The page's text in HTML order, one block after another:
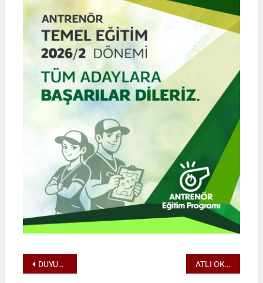
Yazı
DUYURU – Gençlik Kupası | Gençlik ve Spor Bayramı Atlı Okçuluk Müsabakaları (ÖZEL MÜSABAKA) | 16 Mayıs 2026 | KAYSERİ ATLI OKÇULUK 2026 MİLLİ TAKIM SPORCULARIMIZ AÇIKLANMIŞTIR.